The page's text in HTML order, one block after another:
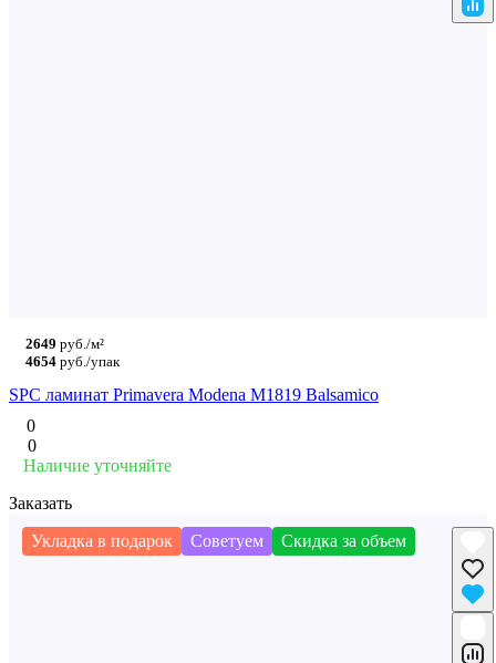
2649 руб./м²
4654 руб./упак
SPC ламинат Primavera Modena M1819 Balsamico
0
0
Наличие уточняйте
Заказать
Укладка в подарок
Советуем Скидка за объем